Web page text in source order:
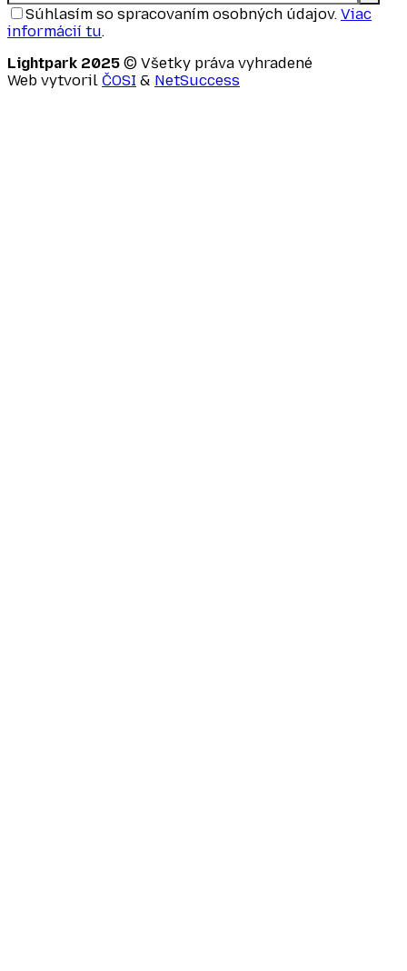
Súhlasím so spracovaním osobných údajov. Viac
informácií tu.
Lightpark 2025 © Všetky práva vyhradené
Web vytvoril ČOSI & NetSuccess